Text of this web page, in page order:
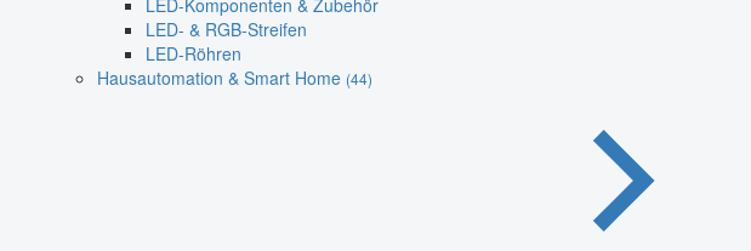
LED-Komponenten & Zubehör
LED- & RGB-Streifen
LED-Röhren
Hausautomation & Smart Home (44)